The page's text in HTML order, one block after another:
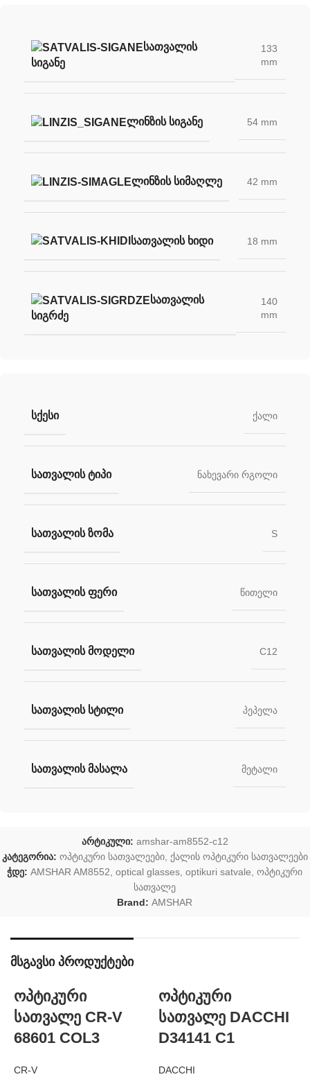
ᲡᲐᲗᲕᲐᲚᲘᲡ
ᲡᲘᲒᲐᲜᲔ
133
mm
ᲚᲘᲜᲖᲘᲡ ᲡᲘᲒᲐᲜᲔ 54 mm
ᲚᲘᲜᲖᲘᲡ ᲡᲘᲛᲐᲦᲚᲔ 42 mm
ᲡᲐᲗᲕᲐᲚᲘᲡ ᲮᲘᲓᲘ 18 mm
ᲡᲐᲗᲕᲐᲚᲘᲡ
ᲡᲘᲒᲠᲫᲔ
140
mm
ᲡᲥᲔᲡᲘ ქალი
ᲡᲐᲗᲕᲐᲚᲘᲡ ᲢᲘᲞᲘ ნახევარი რგოლი
ᲡᲐᲗᲕᲐᲚᲘᲡ ᲖᲝᲛᲐ S
ᲡᲐᲗᲕᲐᲚᲘᲡ ᲤᲔᲠᲘ წითელი
ᲡᲐᲗᲕᲐᲚᲘᲡ ᲛᲝᲓᲔᲚᲘ C12
ᲡᲐᲗᲕᲐᲚᲘᲡ ᲡᲢᲘᲚᲘ პეპელა
ᲡᲐᲗᲕᲐᲚᲘᲡ ᲛᲐᲡᲐᲚᲐ მეტალი
არტიკული: amshar-am8552-c12
კატეგორია: ოპტიკური სათვალეები, ქალის ოპტიკური სათვალეები
ჭდე: AMSHAR AM8552, optical glasses, optikuri satvale, ოპტიკური
სათვალე
Brand:AMSHAR
მსგავსი პროდუქტები
ოპტიკური
სათვალე CR-V
68601 COL3
CR-V
ოპტიკური
სათვალე DACCHI
D34141 C1
DACCHI